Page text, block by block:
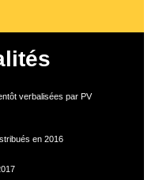
verbalisées par PV
en 2016